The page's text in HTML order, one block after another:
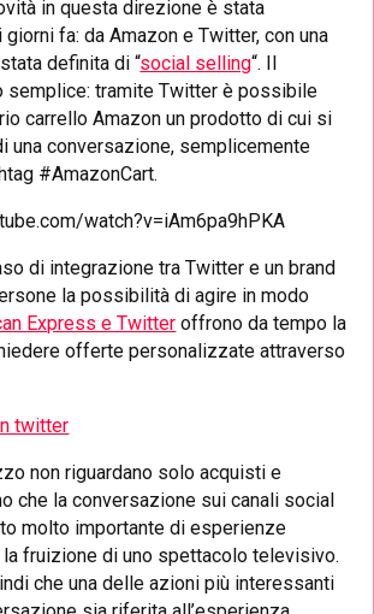
in questa direzione è stata
fa: da Amazon e Twitter, con una
definita di “social selling“. Il
semplice: tramite Twitter è possibile
carrello Amazon un prodotto di cui si
una conversazione, semplicemente
#AmazonCart.
watch?v=iAm6pa9hPKA
di integrazione tra Twitter e un brand
la possibilità di agire in modo
Express e Twitter offrono da tempo la
offerte personalizzate attraverso
non riguardano solo acquisti e
che la conversazione sui canali social
molto importante di esperienze
fruizione di uno spettacolo televisivo.
che una delle azioni più interessanti